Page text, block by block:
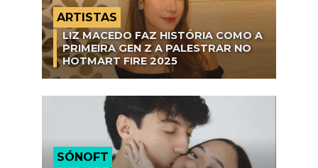
ARTISTAS
LIZ MACEDO FAZ HISTÓRIA COMO A
PRIMEIRA GEN Z A PALESTRAR NO
HOTMART FIRE 2025
SÓNOFT